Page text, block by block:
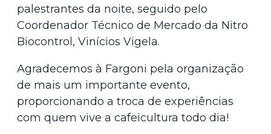
palestrantes da noite, seguido pelo
Coordenador Técnico de Mercado da Nitro
Biocontrol, Vinícios Vigela.
Agradecemos à Fargoni pela organização
de mais um importante evento,
proporcionando a troca de experiências
com quem vive a cafeicultura todo dia!